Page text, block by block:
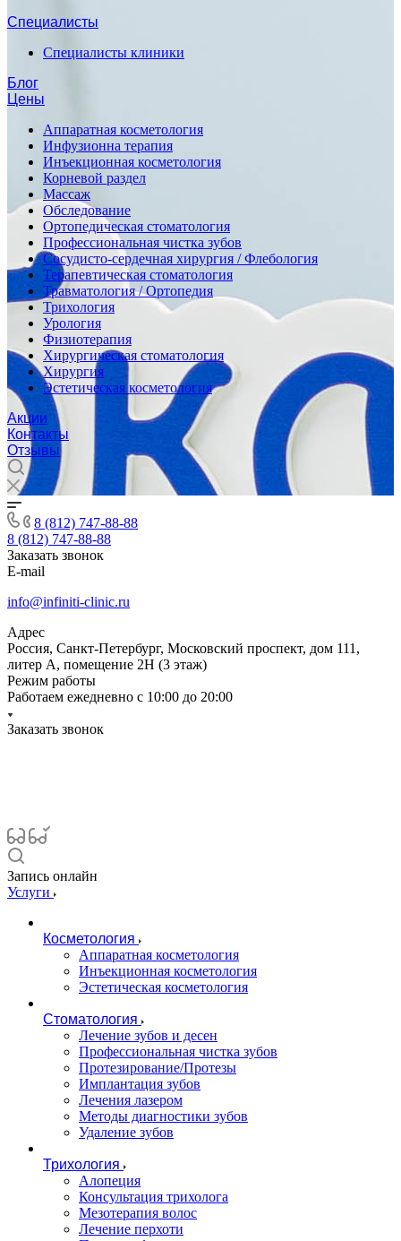
Специалисты
Специалисты клиники
Блог
Цены
Аппаратная косметология
Инфузионна терапия
Инъекционная косметология
Корневой раздел
Массаж
Обследование
Ортопедическая стоматология
Профессиональная чистка зубов
Сосудисто-сердечная хирургия / Флебология
Терапевтическая стоматология
Травматология / Ортопедия
Трихология
Урология
Физиотерапия
Хирургическая стоматология
Хирургия
Эстетическая косметология
Акции
Контакты
Отзывы
8 (812) 747-88-88
8 (812) 747-88-88
Заказать звонок
E-mail
info@infiniti-clinic.ru
Адрес
Россия, Санкт-Петербург, Московский проспект, дом 111,
литер А, помещение 2Н (3 этаж)
Режим работы
Работаем ежедневно с 10:00 до 20:00
Заказать звонок
Запись онлайн
Услуги
Косметология
Аппаратная косметология
Инъекционная косметология
Эстетическая косметология
Стоматология
Лечение зубов и десен
Профессиональная чистка зубов
Протезирование/Протезы
Имплантация зубов
Лечения лазером
Методы диагностики зубов
Удаление зубов
Трихология
Алопеция
Консультация трихолога
Мезотерапия волос
Лечение перхоти